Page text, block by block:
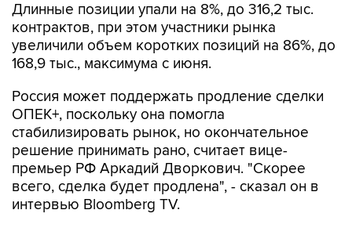
Длинные позиции упали на 8%, до 316,2 тыс.
контрактов, при этом участники рынка
увеличили объем коротких позиций на 86%, до
168,9 тыс., максимума с июня.
Россия может поддержать продление сделки
ОПЕК+, поскольку она помогла
стабилизировать рынок, но окончательное
решение принимать рано, считает вице-
премьер РФ Аркадий Дворкович. "Скорее
всего, сделка будет продлена", - сказал он в
интервью Bloomberg TV.